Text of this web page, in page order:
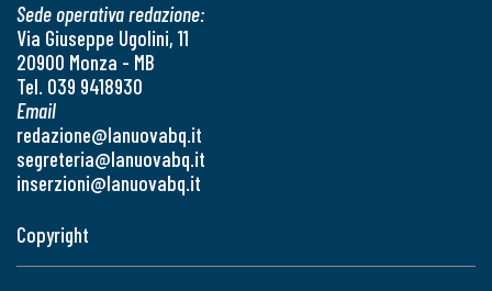
Sede operativa redazione:
Via Giuseppe Ugolini, 11
20900 Monza - MB
Tel. 039 9418930
Email
redazione@lanuovabq.it
segreteria@lanuovabq.it
inserzioni@lanuovabq.it
Copyright